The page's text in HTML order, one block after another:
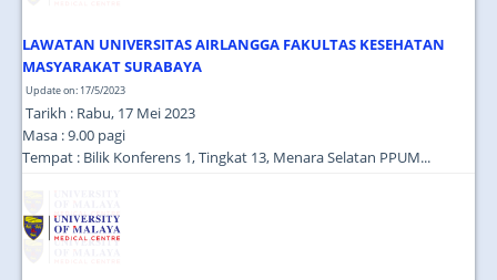
LAWATAN UNIVERSITAS AIRLANGGA FAKULTAS KESEHATAN
MASYARAKAT SURABAYA
Update on: 17/5/2023
Tarikh : Rabu, 17 Mei 2023
Masa : 9.00 pagi
Tempat : Bilik Konferens 1, Tingkat 13, Menara Selatan PPUM...